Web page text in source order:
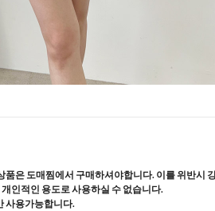
은 도매찜에서 구매하셔야합니다. 이를 위반시
인적인 용도로 사용하실 수 없습니다.
사용가능합니다.